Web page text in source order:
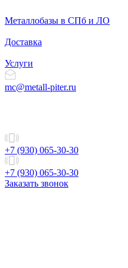
Металлобазы в СПб и ЛО
Доставка
Услуги
mc@metall-piter.ru
+7 (930) 065-30-30
+7 (930) 065-30-30
Заказать звонок